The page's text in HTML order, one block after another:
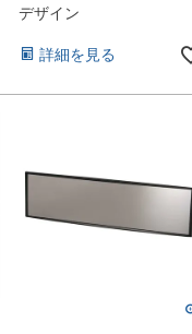
デザイン
詳細を見る